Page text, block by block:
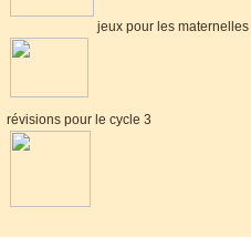
jeux pour les maternelles
révisions pour le cycle 3